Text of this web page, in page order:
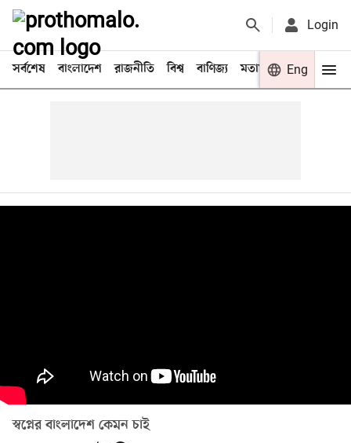
Login
সর্বশেষ বাংলাদেশ রাজনীতি বিশ্ব বাণিজ্য মতামত খেলা
Eng
স্বপ্নের বাংলাদেশ কেমন চাই